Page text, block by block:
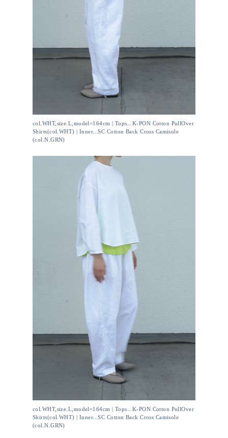
col.WHT,size.L,model=164cm | Tops...K-PON Cotton PullOver
Shirts(col.WHT) | Inner...SC Cotton Back Cross Camisole
(col.N.GRN)
col.WHT,size.L,model=164cm | Tops...K-PON Cotton PullOver
Shirts(col.WHT) | Inner...SC Cotton Back Cross Camisole
(col.N.GRN)